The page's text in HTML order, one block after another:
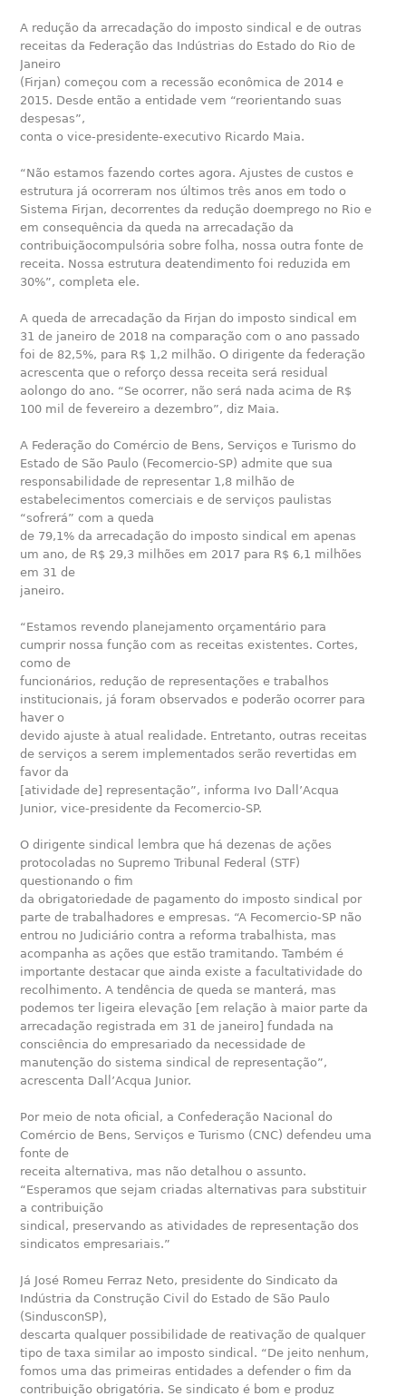
A redução da arrecadação do imposto sindical e de outras
receitas da Federação das Indústrias do Estado do Rio de
Janeiro
(Firjan) começou com a recessão econômica de 2014 e
2015. Desde então a entidade vem “reorientando suas
despesas”,
conta o vice-presidente-executivo Ricardo Maia.
“Não estamos fazendo cortes agora. Ajustes de custos e
estrutura já ocorreram nos últimos três anos em todo o
Sistema Firjan, decorrentes da redução doemprego no Rio e
em consequência da queda na arrecadação da
contribuiçãocompulsória sobre folha, nossa outra fonte de
receita. Nossa estrutura deatendimento foi reduzida em
30%”, completa ele.
A queda de arrecadação da Firjan do imposto sindical em
31 de janeiro de 2018 na comparação com o ano passado
foi de 82,5%, para R$ 1,2 milhão. O dirigente da federação
acrescenta que o reforço dessa receita será residual
aolongo do ano. “Se ocorrer, não será nada acima de R$
100 mil de fevereiro a dezembro”, diz Maia.
A Federação do Comércio de Bens, Serviços e Turismo do
Estado de São Paulo (Fecomercio-SP) admite que sua
responsabilidade de representar 1,8 milhão de
estabelecimentos comerciais e de serviços paulistas
“sofrerá” com a queda
de 79,1% da arrecadação do imposto sindical em apenas
um ano, de R$ 29,3 milhões em 2017 para R$ 6,1 milhões
em 31 de
janeiro.
“Estamos revendo planejamento orçamentário para
cumprir nossa função com as receitas existentes. Cortes,
como de
funcionários, redução de representações e trabalhos
institucionais, já foram observados e poderão ocorrer para
haver o
devido ajuste à atual realidade. Entretanto, outras receitas
de serviços a serem implementados serão revertidas em
favor da
[atividade de] representação”, informa Ivo Dall’Acqua
Junior, vice-presidente da Fecomercio-SP.
O dirigente sindical lembra que há dezenas de ações
protocoladas no Supremo Tribunal Federal (STF)
questionando o fim
da obrigatoriedade de pagamento do imposto sindical por
parte de trabalhadores e empresas. “A Fecomercio-SP não
entrou no Judiciário contra a reforma trabalhista, mas
acompanha as ações que estão tramitando. Também é
importante destacar que ainda existe a facultatividade do
recolhimento. A tendência de queda se manterá, mas
podemos ter ligeira elevação [em relação à maior parte da
arrecadação registrada em 31 de janeiro] fundada na
consciência do empresariado da necessidade de
manutenção do sistema sindical de representação”,
acrescenta Dall’Acqua Junior.
Por meio de nota oficial, a Confederação Nacional do
Comércio de Bens, Serviços e Turismo (CNC) defendeu uma
fonte de
receita alternativa, mas não detalhou o assunto.
“Esperamos que sejam criadas alternativas para substituir
a contribuição
sindical, preservando as atividades de representação dos
sindicatos empresariais.”
Já José Romeu Ferraz Neto, presidente do Sindicato da
Indústria da Construção Civil do Estado de São Paulo
(SindusconSP),
descarta qualquer possibilidade de reativação de qualquer
tipo de taxa similar ao imposto sindical. “De jeito nenhum,
fomos uma das primeiras entidades a defender o fim da
contribuição obrigatória. Se sindicato é bom e produz